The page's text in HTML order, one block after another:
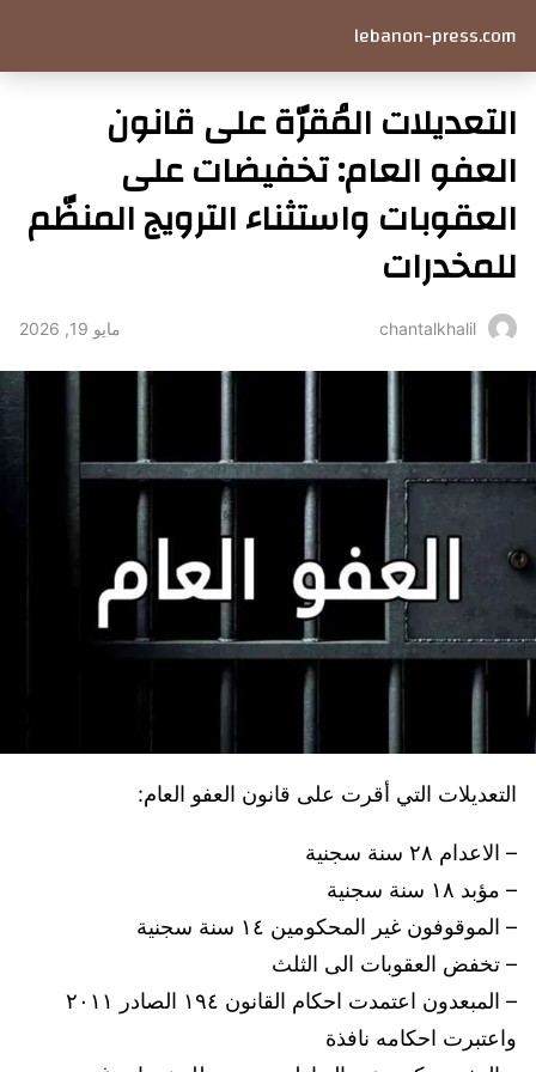
lebanon-press.com
التعديلات المُقرّة على قانون
العفو العام: تخفيضات على
العقوبات واستثناء الترويج المنظّم
للمخدرات
chantalkhalil مايو 19, 2026
التعديلات التي أقرت على قانون العفو العام:
– الاعدام ٢٨ سنة سجنية
– مؤبد ١٨ سنة سجنية
– الموقوفون غير المحكومين ١٤ سنة سجنية
– تخفض العقوبات الى الثلث
– المبعدون اعتمدت احكام القانون ١٩٤ الصادر ٢٠١١
واعتبرت احكامه نافذة